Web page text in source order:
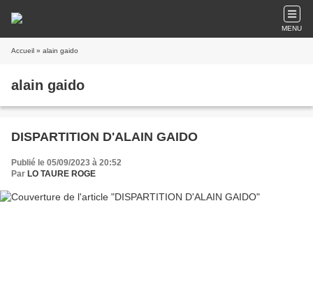
MENU
Accueil » alain gaido
alain gaido
DISPARTITION D'ALAIN GAIDO
Publié le 05/09/2023 à 20:52
Par LO TAURE ROGE